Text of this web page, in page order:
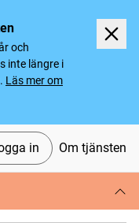
och
inte längre i
Läs mer om
in Om tjänsten